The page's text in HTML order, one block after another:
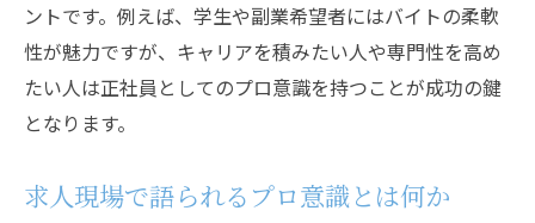
ントです。例えば、学生や副業希望者にはバイトの柔軟
性が魅力ですが、キャリアを積みたい人や専門性を高め
たい人は正社員としてのプロ意識を持つことが成功の鍵
となります。
求人現場で語られるプロ意識とは何か